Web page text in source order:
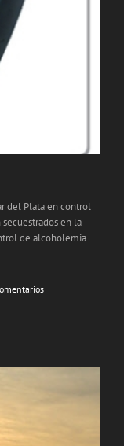
del Plata en control
en la
de alcoholemia